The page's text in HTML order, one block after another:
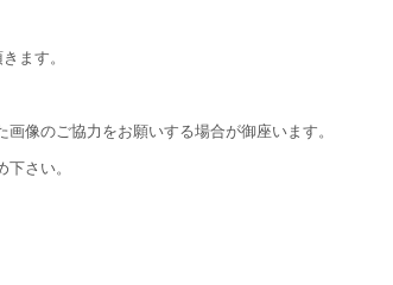
ます。
像のご協力をお願いする場合が御座います。
さい。